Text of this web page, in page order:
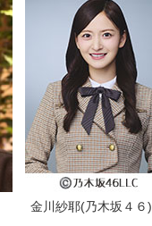
金川紗耶(乃木坂４６)